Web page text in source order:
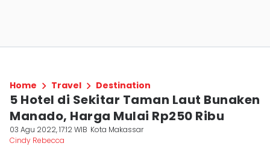
Home Travel Destination
5 Hotel di Sekitar Taman Laut Bunaken
Manado, Harga Mulai Rp250 Ribu
03 Agu 2022, 17:12 WIB Kota Makassar
Cindy Rebecca